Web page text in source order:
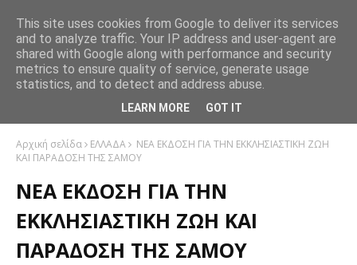
Αρχική σελίδα ΕΛΛΑΔΑ
ΝΕΑ ΕΚΔΟΣΗ ΓΙΑ ΤΗΝ ΕΚΚΛΗΣΙΑΣΤΙΚΗ ΖΩΗ
ΚΑΙ ΠΑΡΑΔΟΣΗ ΤΗΣ ΣΑΜΟΥ
ΝΕΑ ΕΚΔΟΣΗ ΓΙΑ ΤΗΝ
ΕΚΚΛΗΣΙΑΣΤΙΚΗ ΖΩΗ ΚΑΙ
ΠΑΡΑΔΟΣΗ ΤΗΣ ΣΑΜΟΥ
This site uses cookies from Google to deliver its services
and to analyze traffic. Your IP address and user-agent are
shared with Google along with performance and security
metrics to ensure quality of service, generate usage
statistics, and to detect and address abuse.
LEARN MORE GOT IT